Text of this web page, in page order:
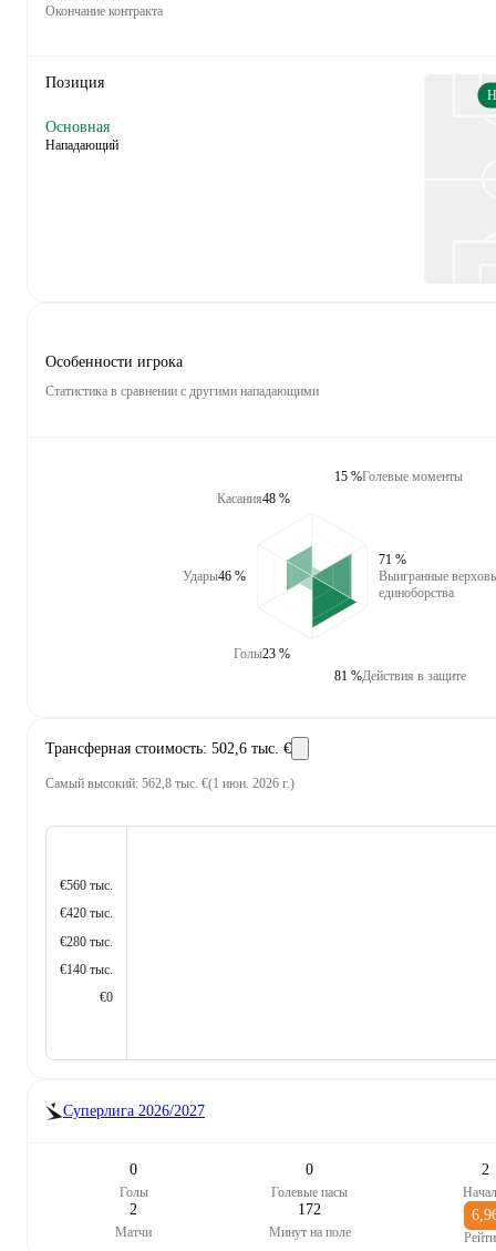
Окончание контракта
Позиция
Основная
Нападающий
Особенности игрока
Статистика в сравнении с другими нападающими
Касания48 %
Удары46 %
Голы23 %
Голевые моменты
15 %
Выигранные
единоборства
71 %
Действия в защите
81 %
Трансферная стоимость: 502,6 тыс. €
Самый высокий: 562,8 тыс. €(1 июн. 2026 г.)
€560 тыс.
€420 тыс.
€280 тыс.
€140 тыс.
€0
Суперлига 2026/2027
0
Голы
0
Голевые пасы
2
2
Матчи
172
Минут на поле